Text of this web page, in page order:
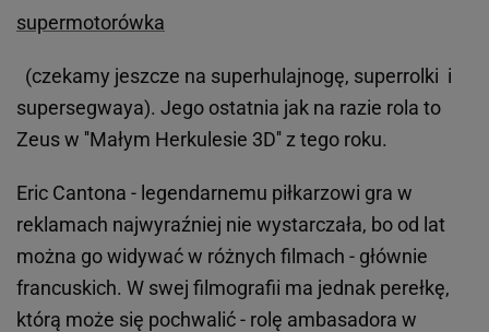
supermotorówka
(czekamy jeszcze na superhulajnogę, superrolki i
supersegwaya). Jego ostatnia jak na razie rola to
Zeus w ''Małym Herkulesie 3D'' z tego roku.
Eric Cantona - legendarnemu piłkarzowi gra w
reklamach najwyraźniej nie wystarczała, bo od lat
można go widywać w różnych filmach - głównie
francuskich. W swej filmografii ma jednak perełkę,
którą może się pochwalić - rolę ambasadora w